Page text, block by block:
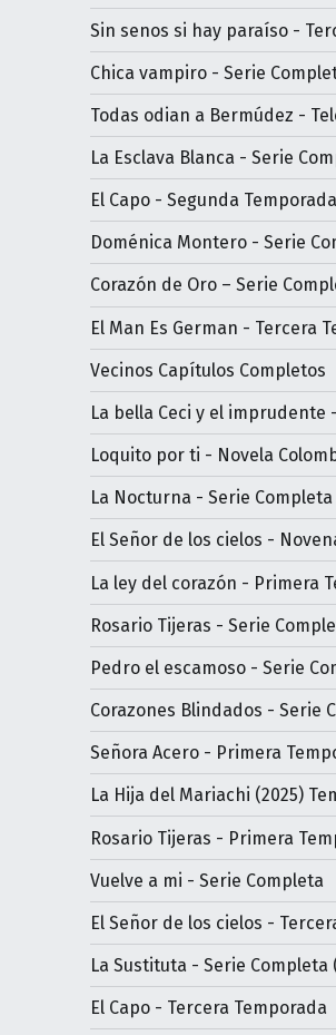
Sin senos si hay paraíso -
Chica vampiro - Serie
Todas odian a Bermúdez -
La Esclava Blanca - Serie
El Capo - Segunda Temporada
Doménica Montero - Serie
Corazón de Oro – Serie
El Man Es German - Tercera
Vecinos Capítulos Completos
La bella Ceci y el imprudente
Loquito por ti - Novela
La Nocturna - Serie Completa
El Señor de los cielos -
La ley del corazón - Primera
Rosario Tijeras - Serie
Pedro el escamoso - Serie
Corazones Blindados - Serie
Señora Acero - Primera
La Hija del Mariachi (2025)
Rosario Tijeras - Primera
Vuelve a mi - Serie Completa
El Señor de los cielos -
La Sustituta - Serie Completa
El Capo - Tercera Temporada